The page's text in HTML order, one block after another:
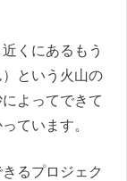
くにあるもう
という火山の
よってできて
ています。
るプロジェク